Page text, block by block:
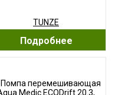
TUNZE
Подробнее